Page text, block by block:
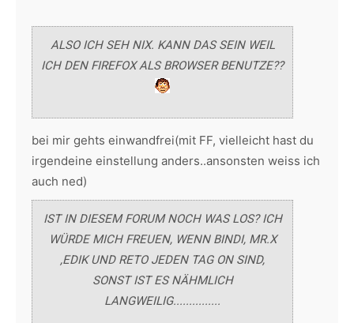
ALSO ICH SEH NIX. KANN DAS SEIN WEIL
ICH DEN FIREFOX ALS BROWSER BENUTZE??
bei mir gehts einwandfrei(mit FF, vielleicht hast du
irgendeine einstellung anders..ansonsten weiss ich
auch ned)
IST IN DIESEM FORUM NOCH WAS LOS? ICH
WÜRDE MICH FREUEN, WENN BINDI, MR.X
,EDIK UND RETO JEDEN TAG ON SIND,
SONST IST ES NÄHMLICH
LANGWEILIG...............